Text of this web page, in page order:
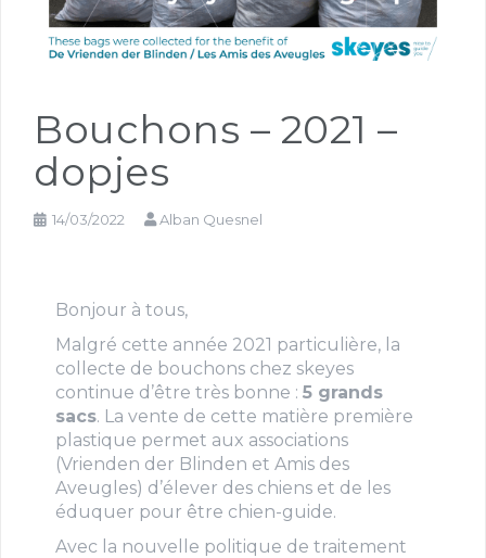
Bouchons – 2021 –
dopjes
14/03/2022 Alban Quesnel
Bonjour à tous,
Malgré cette année 2021 particulière, la
collecte de bouchons chez skeyes
continue d’être très bonne : 5 grands
sacs. La vente de cette matière première
plastique permet aux associations
(Vrienden der Blinden et Amis des
Aveugles) d’élever des chiens et de les
éduquer pour être chien-guide.
Avec la nouvelle politique de traitement